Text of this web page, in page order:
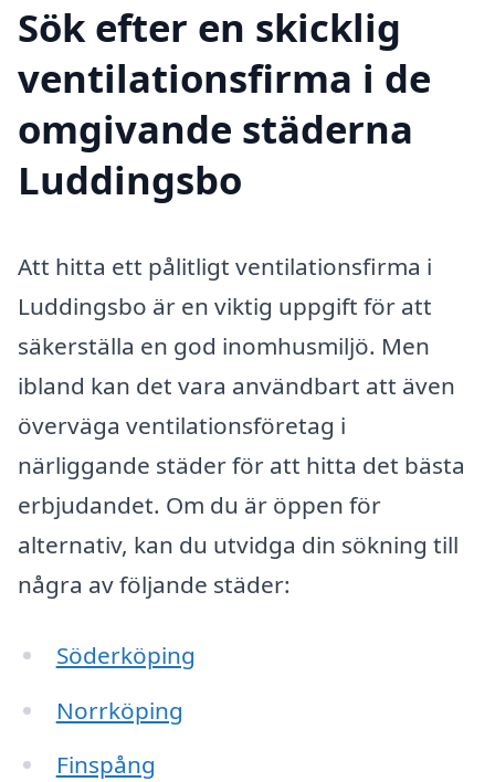
Sök efter en skicklig
ventilationsfirma i de
omgivande städerna
Luddingsbo
Att hitta ett pålitligt ventilationsfirma i
Luddingsbo är en viktig uppgift för att
säkerställa en god inomhusmiljö. Men
ibland kan det vara användbart att även
överväga ventilationsföretag i
närliggande städer för att hitta det bästa
erbjudandet. Om du är öppen för
alternativ, kan du utvidga din sökning till
några av följande städer:
Söderköping
Norrköping
Finspång